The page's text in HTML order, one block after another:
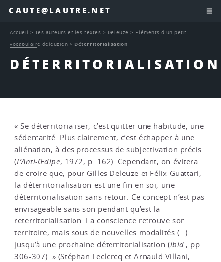
CAUTE@LAUTRE.NET
DÉTERRITORIALISATION
Accueil > Les auteurs et les textes > Deleuze > Eléments d’un petit
vocabulaire deleuzien > Déterritorialisation
« Se déterritorialiser, c’est quitter une habitude, une
sédentarité. Plus clairement, c’est échapper à une
aliénation, à des processus de subjectivation précis
(L’Anti-Œdipe, 1972, p. 162). Cependant, on évitera
de croire que, pour Gilles Deleuze et Félix Guattari,
la déterritorialisation est une fin en soi, une
déterritorialisation sans retour. Ce concept n’est pas
envisageable sans son pendant qu’est la
reterritorialisation. La conscience retrouve son
territoire, mais sous de nouvelles modalités (…)
jusqu’à une prochaine déterritorialisation (ibid., pp.
306-307). » (Stéphan Leclercq et Arnauld Villani,